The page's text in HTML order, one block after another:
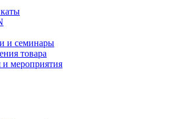
и семинары
товара
мероприятия